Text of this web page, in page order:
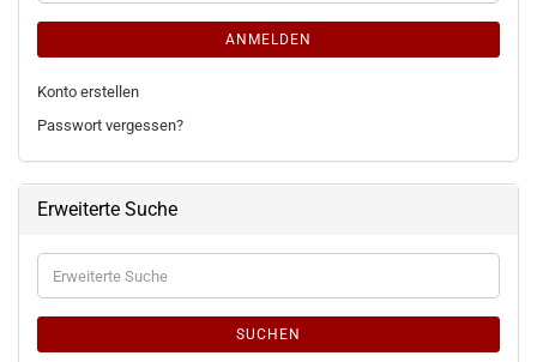
ANMELDEN
Konto erstellen
Passwort vergessen?
Erweiterte Suche
Erweiterte
Suche
SUCHEN